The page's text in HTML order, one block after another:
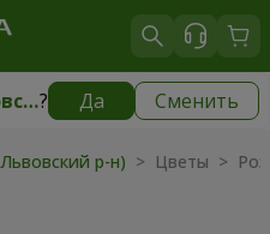
Стрелки (Львовский р-н)? Да Сменить
р-н)|бесплатно
р-н) > Цветы >